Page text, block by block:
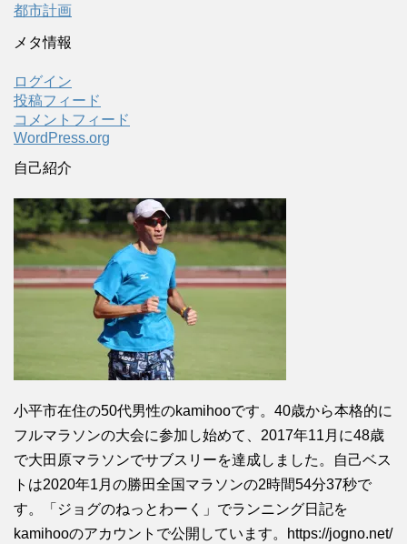
都市計画
メタ情報
ログイン
投稿フィード
コメントフィード
WordPress.org
自己紹介
小平市在住の50代男性のkamihooです。40歳から本格的に
フルマラソンの大会に参加し始めて、2017年11月に48歳
で大田原マラソンでサブスリーを達成しました。自己ベス
トは2020年1月の勝田全国マラソンの2時間54分37秒で
す。「ジョグのねっとわーく」でランニング日記を
kamihooのアカウントで公開しています。https://jogno.net/